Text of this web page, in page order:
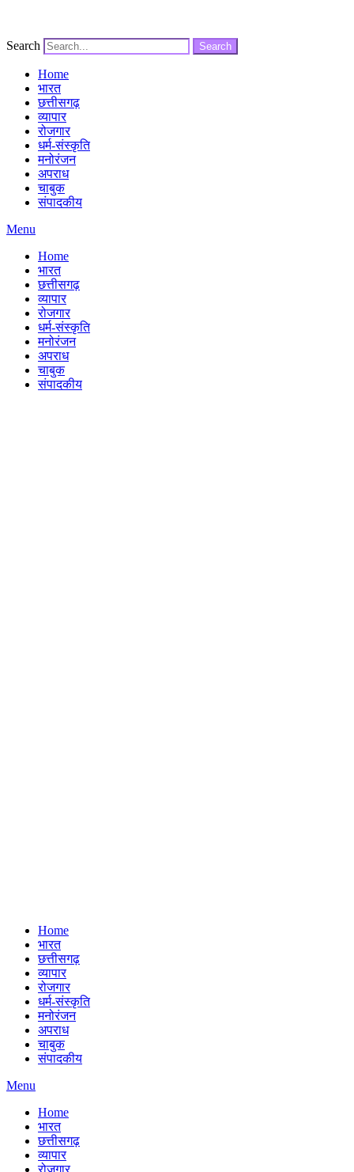
Search Search
Home
भारत
छत्तीसगढ़
व्यापार
रोजगार
धर्म-संस्कृति
मनोरंजन
अपराध
चाबुक
संपादकीय
Menu
Home
भारत
छत्तीसगढ़
व्यापार
रोजगार
धर्म-संस्कृति
मनोरंजन
अपराध
चाबुक
संपादकीय
Home
भारत
छत्तीसगढ़
व्यापार
रोजगार
धर्म-संस्कृति
मनोरंजन
अपराध
चाबुक
संपादकीय
Menu
Home
भारत
छत्तीसगढ़
व्यापार